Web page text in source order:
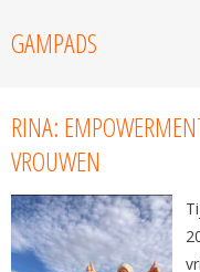
GAMPADS
RINA:
VROUWEN